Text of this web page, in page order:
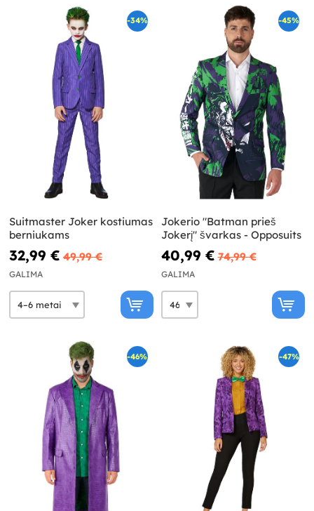
-34%
Suitmaster Joker kostiumas
berniukams
32,99 € 49,99 €
GALIMA
-45%
Jokerio "Batman prieš
Jokerį" švarkas - Opposuits
40,99 € 74,99 €
GALIMA
-46% -47%